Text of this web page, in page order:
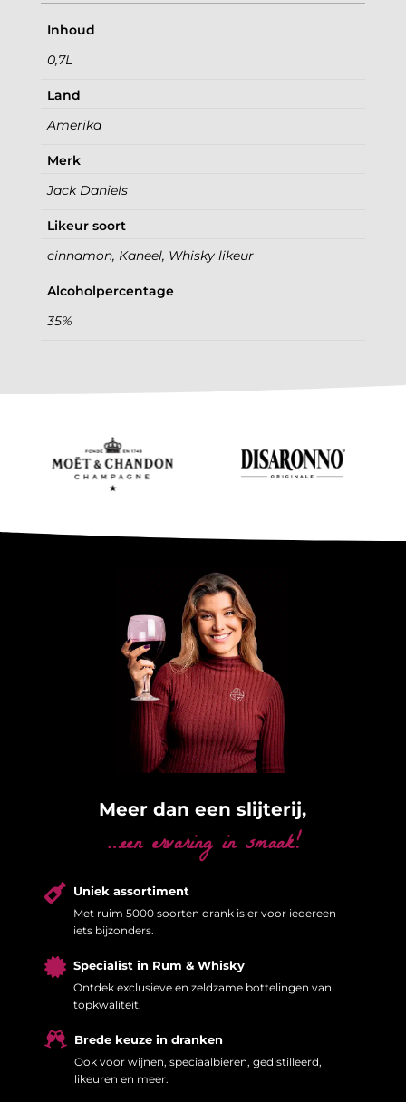
Inhoud
0,7L
Land
Amerika
Merk
Jack Daniels
Likeur soort
cinnamon, Kaneel, Whisky likeur
Alcoholpercentage
35%
Meer dan een slijterij,
…een ervaring in smaak!
 Uniek assortiment
Met ruim 5000 soorten drank is er voor iedereen
iets bijzonders.
 Specialist in Rum & Whisky
Ontdek exclusieve en zeldzame bottelingen van
topkwaliteit.
 Brede keuze in dranken
Ook voor wijnen, speciaalbieren, gedistilleerd,
likeuren en meer.